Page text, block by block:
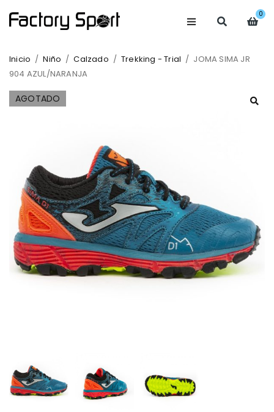
0
Inicio / Niño / Calzado / Trekking - Trial / JOMA SIMA JR
904 AZUL/NARANJA
AGOTADO